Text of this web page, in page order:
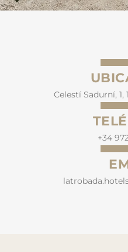
Celestí Sadurní, 1,
+34